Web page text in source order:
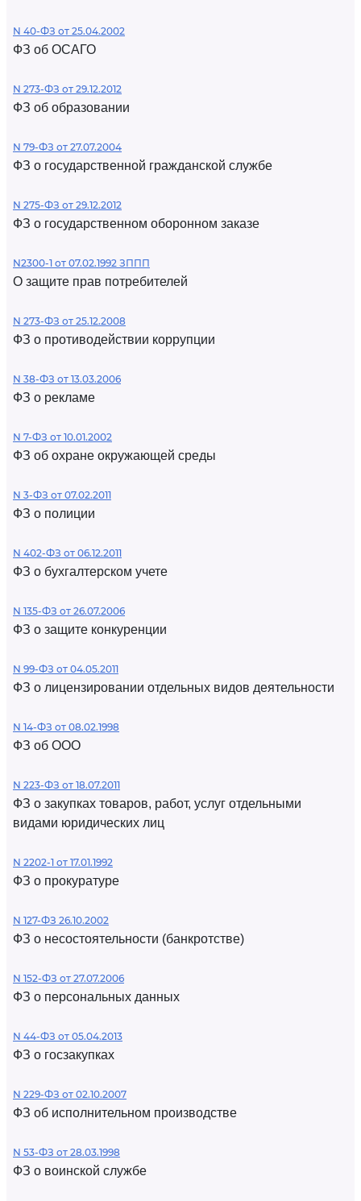
N 40-ФЗ от 25.04.2002
ФЗ об ОСАГО
N 273-ФЗ от 29.12.2012
ФЗ об образовании
N 79-ФЗ от 27.07.2004
ФЗ о государственной гражданской службе
N 275-ФЗ от 29.12.2012
ФЗ о государственном оборонном заказе
N2300-1 от 07.02.1992 ЗППП
О защите прав потребителей
N 273-ФЗ от 25.12.2008
ФЗ о противодействии коррупции
N 38-ФЗ от 13.03.2006
ФЗ о рекламе
N 7-ФЗ от 10.01.2002
ФЗ об охране окружающей среды
N 3-ФЗ от 07.02.2011
ФЗ о полиции
N 402-ФЗ от 06.12.2011
ФЗ о бухгалтерском учете
N 135-ФЗ от 26.07.2006
ФЗ о защите конкуренции
N 99-ФЗ от 04.05.2011
ФЗ о лицензировании отдельных видов деятельности
N 14-ФЗ от 08.02.1998
ФЗ об ООО
N 223-ФЗ от 18.07.2011
ФЗ о закупках товаров, работ, услуг отдельными
видами юридических лиц
N 2202-1 от 17.01.1992
ФЗ о прокуратуре
N 127-ФЗ 26.10.2002
ФЗ о несостоятельности (банкротстве)
N 152-ФЗ от 27.07.2006
ФЗ о персональных данных
N 44-ФЗ от 05.04.2013
ФЗ о госзакупках
N 229-ФЗ от 02.10.2007
ФЗ об исполнительном производстве
N 53-ФЗ от 28.03.1998
ФЗ о воинской службе